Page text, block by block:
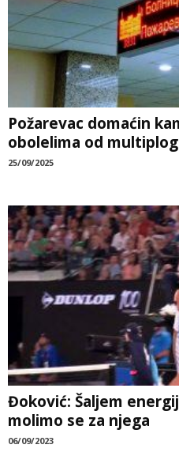
Požarevac domaćin
obolelima od
25/09/2025
Đoković: Šaljem
molimo se za njega
06/09/2023